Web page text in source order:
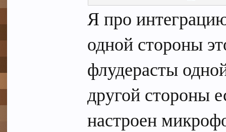
Я про
одной стороны
флудерасты
другой стороны
настроен